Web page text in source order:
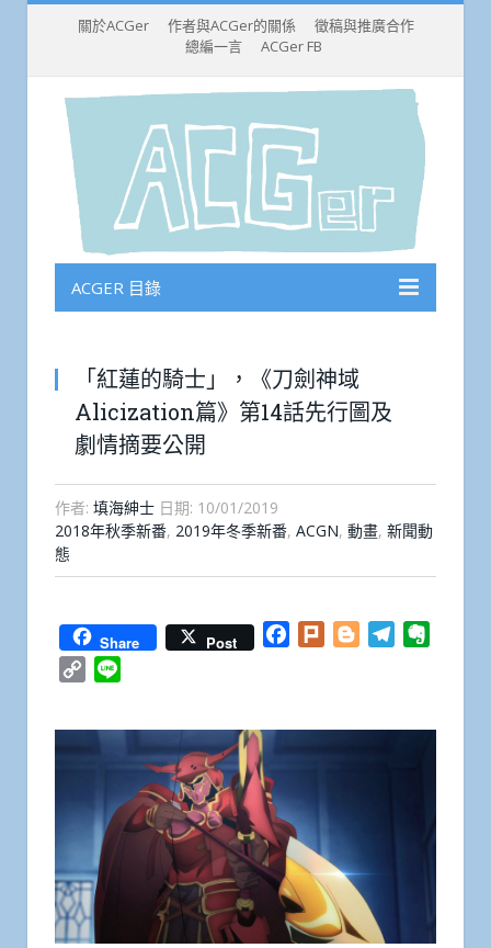
關於ACGer 作者與ACGer的關係
徵稿與推廣合作
總編一言
ACGer FB
ACGER 目錄
「紅蓮的騎士」，《刀劍神域
Alicization篇》第14話先行圖及
劇情摘要公開
作者: 填海紳士 日期: 10/01/2019
2018年秋季新番, 2019年冬季新番, ACGN, 動畫, 新聞動
態
Share Post Facebook
Plurk BloggerTelegram
Copy